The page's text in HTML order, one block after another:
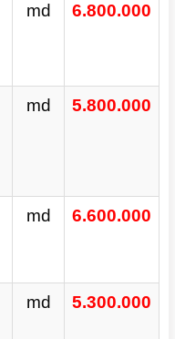
md 6.800.000
md 5.800.000
md 6.600.000
md 5.300.000